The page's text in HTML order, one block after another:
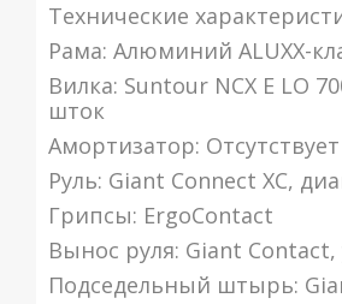
Технические
Рама: Алюминий ALUXX-
Вилка: Suntour NCX E LO
шток
Амортизатор: Отсутствует
Руль: Giant Connect XC,
Грипсы: ErgoContact
Вынос руля: Giant Contact,
Подседельный штырь: